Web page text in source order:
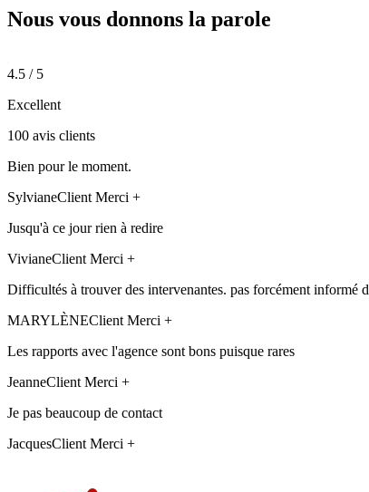
Nous vous donnons la parole
4.5 / 5
Excellent
100 avis clients
Bien pour le moment.
SylvianeClient Merci +
Jusqu'à ce jour rien à redire
VivianeClient Merci +
Difficultés à trouver des intervenantes. pas forcément informé
MARYLÈNEClient Merci +
Les rapports avec l'agence sont bons puisque rares
JeanneClient Merci +
Je pas beaucoup de contact
JacquesClient Merci +